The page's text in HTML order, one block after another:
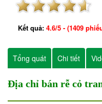
Kết quả: 4.6/5 - (1409
Tổng quát Chi tiết
Địa chỉ bán rễ cỏ